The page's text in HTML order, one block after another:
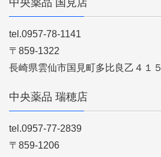
中央薬品 国見店
tel.0957-78-1141
〒859-1322
長崎県雲仙市国見町多比良乙４１５
中央薬品 瑞穂店
tel.0957-77-2839
〒859-1206